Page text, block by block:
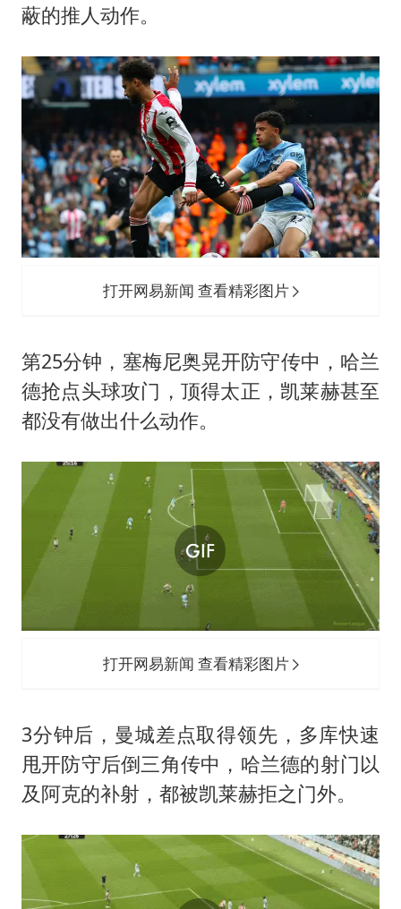
蔽的推人动作。
打开网易新闻 查看精彩图片
第25分钟，塞梅尼奥晃开防守传中，哈兰
德抢点头球攻门，顶得太正，凯莱赫甚至
都没有做出什么动作。
打开网易新闻 查看精彩图片
3分钟后，曼城差点取得领先，多库快速
甩开防守后倒三角传中，哈兰德的射门以
及阿克的补射，都被凯莱赫拒之门外。